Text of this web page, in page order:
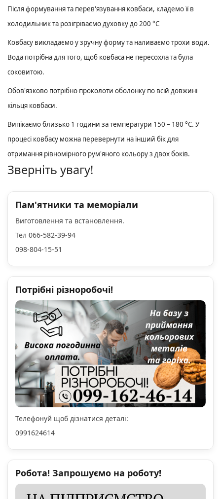
Після формування та перев'язування ковбаси, кладемо її в
холодильник та розігріваємо духовку до200 °C
Ковбасу викладаємо у зручну форму та наливаємо трохи води.
Вода потрібна для того, щоб ковбаса не пересохла та була
соковитою.
Обов'язково потрібно проколоти оболонку по всій довжині
кільця ковбаси.
Випікаємо близько 1 години за температури 150 – 180 °C. У
процесі ковбасу можна перевернути на інший бік для
отримання рівномірного рум'яного кольору з двох боків.
Зверніть увагу!
Пам'ятники та меморіали
Виготовлення та встановлення.
Тел 066-582-39-94
098-804-15-51
Потрібні різноробочі!
Телефонуй щоб дізнатися деталі:
0991624614
Робота! Запрошуємо на роботу!